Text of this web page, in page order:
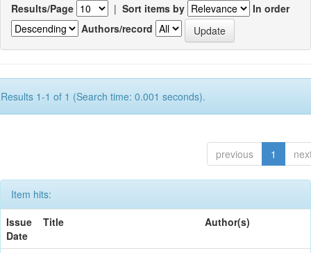
Results/Page | Sort items by
In order
Authors/record
Results 1-1 of 1 (Search time: 0.001 seconds).
previous 1
Item hits:
Issue
Date
Title Author(s)